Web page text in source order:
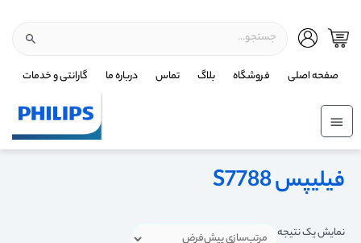
صفحه اصلی فروشگاه بلاگ تماس درباره ما گارانتی و خدمات
فیلیپس S7788
نمایش یک نتیجه